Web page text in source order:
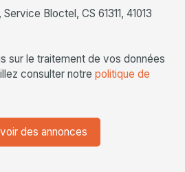
Bloctel, CS 61311, 41013
sur le traitement de vos données
consulter notre politique de
des annonces